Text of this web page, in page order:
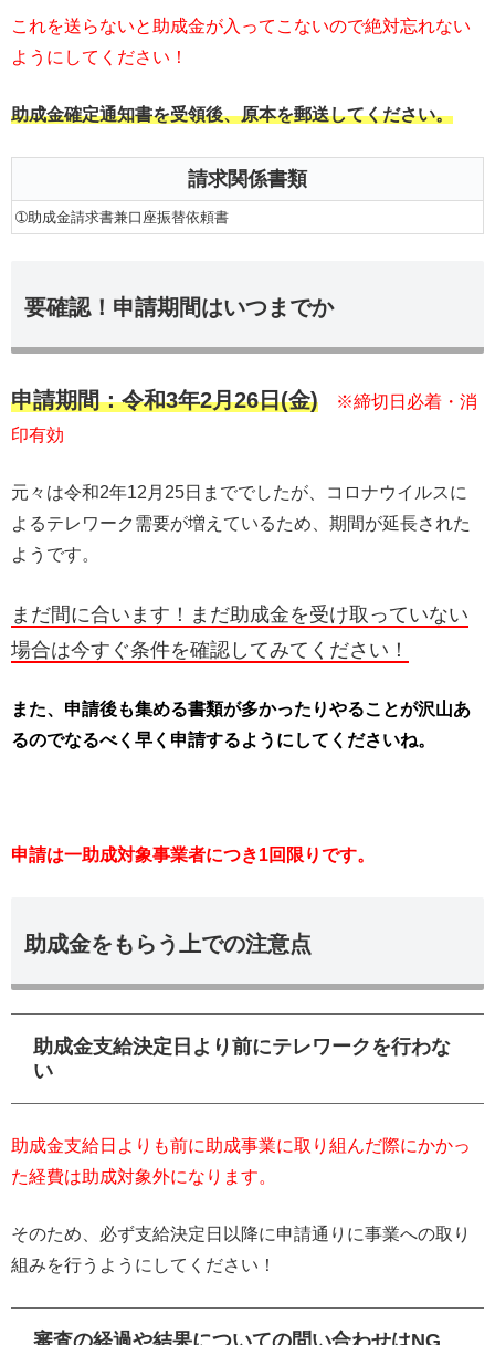
これを送らないと助成金が入ってこないので絶対忘れない
ようにしてください！
助成金確定通知書を受領後、原本を郵送してください。
請求関係書類
➀助成金請求書兼口座振替依頼書
要確認！申請期間はいつまでか
申請期間：令和3年2月26日(金)
※締切日必着・消
印有効
元々は令和2年12月25日まででしたが、コロナウイルスに
よるテレワーク需要が増えているため、期間が延長された
ようです。
まだ間に合います！まだ助成金を受け取っていない
場合は今すぐ条件を確認してみてください！
また、申請後も集める書類が多かったりやることが沢山あ
るのでなるべく早く申請するようにしてくださいね。
申請は一助成対象事業者につき1回限りです。
助成金をもらう上での注意点
助成金支給決定日より前にテレワークを行わな
い
助成金支給日よりも前に助成事業に取り組んだ際にかかっ
た経費は助成対象外になります。
そのため、必ず支給決定日以降に申請通りに事業への取り
組みを行うようにしてください！